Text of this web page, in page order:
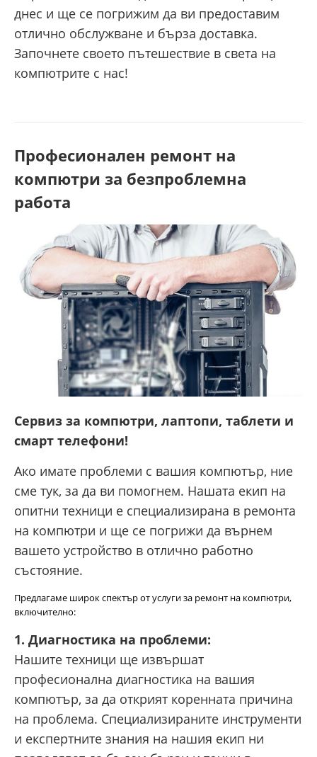
днес и ще се погрижим да ви предоставим
отлично обслужване и бърза доставка.
Започнете своето пътешествие в света на
компютрите с нас!
Професионален ремонт на
компютри за безпроблемна
работа
Сервиз за компютри, лаптопи, таблети и
смарт телефони!
Ако имате проблеми с вашия компютър, ние
сме тук, за да ви помогнем. Нашата екип на
опитни техници е специализирана в ремонта
на компютри и ще се погрижи да върнем
вашето устройство в отлично работно
състояние.
Предлагаме широк спектър от услуги за ремонт на компютри,
включително:
1. Диагностика на проблеми:
Нашите техници ще извършат
професионална диагностика на вашия
компютър, за да открият коренната причина
на проблема. Специализираните инструменти
и експертните знания на нашия екип ни